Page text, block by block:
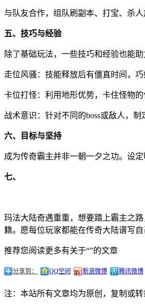
与队友合作，组队刷副本、打宝、杀
五、技巧与经验
除了基础玩法，一些技巧和经验也能助
走位风骚：技能释放后有僵直时间，巧
卡位打怪：利用地形优势，卡住怪物的
战术意识：针对不同的boss或敌人，制
六、目标与坚持
成为传奇霸主并非一朝一夕之功。设
七、
玛法大陆奇遇重重，想要踏上霸主之
籍。愿每位玩家都能在传奇大陆谱写
推荐您阅读更多有关于“”的文章
分享到： QQ空间 新浪微博 腾讯微博
注：本站所有文章均为原创，复制或